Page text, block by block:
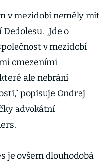
vymáhat dluhy
soudní cestou
v mezidobí neměly mít
„Jde o
v mezidobí
omezeními
ale nebrání
popisuje Ondrej
advokátní
je ovšem dlouhodobá